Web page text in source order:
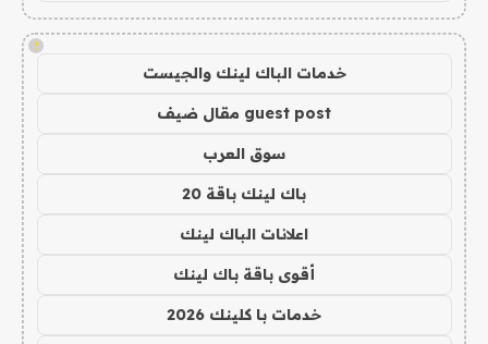
!
خدمات الباك لينك والجيست
guest post مقال ضيف
سوق العرب
باك لينك باقة 20
اعلانات الباك لينك
أقوى باقة باك لينك
خدمات با كلينك 2026